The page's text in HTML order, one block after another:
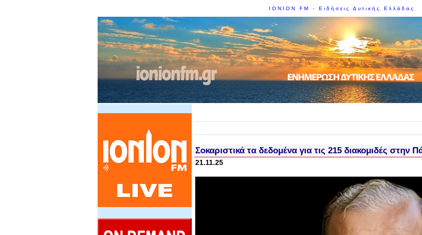
IONION FM - Ειδήσεις Δυτικής Ελλάδας
Σοκαριστικά τα δεδομένα για τις 215 διακομιδές στην
21.11.25